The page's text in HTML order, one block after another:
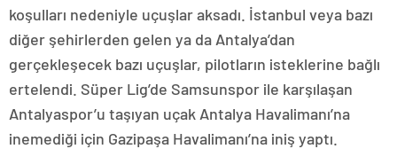
koşulları nedeniyle uçuşlar aksadı. İstanbul veya bazı
diğer şehirlerden gelen ya da Antalya’dan
gerçekleşecek bazı uçuşlar, pilotların isteklerine bağlı
ertelendi. Süper Lig’de Samsunspor ile karşılaşan
Antalyaspor’u taşıyan uçak Antalya Havalimanı’na
inemediği için Gazipaşa Havalimanı’na iniş yaptı.